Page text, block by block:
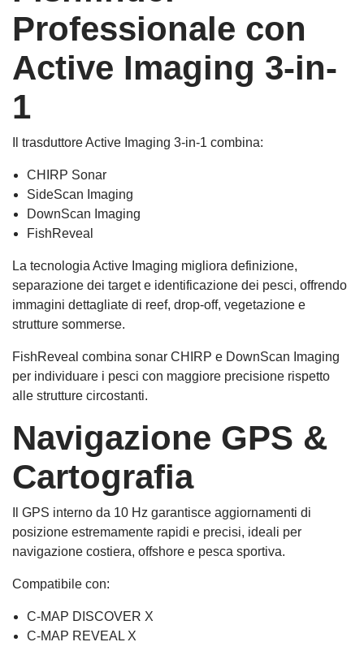
Professionale con
Active Imaging 3-in-
1
Il trasduttore Active Imaging 3-in-1 combina:
CHIRP Sonar
SideScan Imaging
DownScan Imaging
FishReveal
La tecnologia Active Imaging migliora definizione,
separazione dei target e identificazione dei pesci, offrendo
immagini dettagliate di reef, drop-off, vegetazione e
strutture sommerse.
FishReveal combina sonar CHIRP e DownScan Imaging
per individuare i pesci con maggiore precisione rispetto
alle strutture circostanti.
Navigazione GPS &
Cartografia
Il GPS interno da 10 Hz garantisce aggiornamenti di
posizione estremamente rapidi e precisi, ideali per
navigazione costiera, offshore e pesca sportiva.
Compatibile con:
C-MAP DISCOVER X
C-MAP REVEAL X